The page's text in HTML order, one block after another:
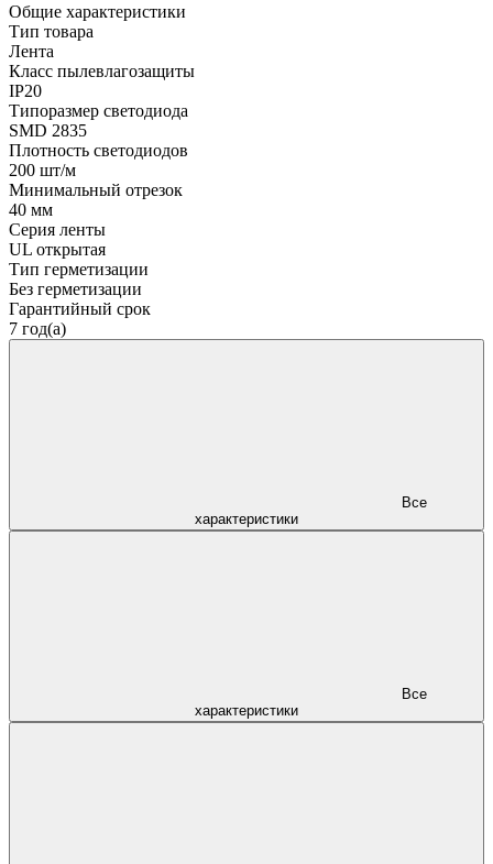
Общие характеристики
Тип товара
Лента
Класс пылевлагозащиты
IP20
Типоразмер светодиода
SMD 2835
Плотность светодиодов
200 шт/м
Минимальный отрезок
40 мм
Серия ленты
UL открытая
Тип герметизации
Без герметизации
Гарантийный срок
7 год(а)
характеристики
характеристики